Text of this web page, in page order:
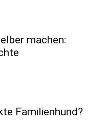
machen:
Familienhund?